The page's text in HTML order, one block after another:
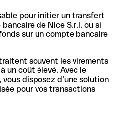
pour initier un transfert
de Nice S.r.l. ou si
sur un compte bancaire
souvent les virements
un coût élevé. Avec le
vous disposez d’une solution
pour vos transactions